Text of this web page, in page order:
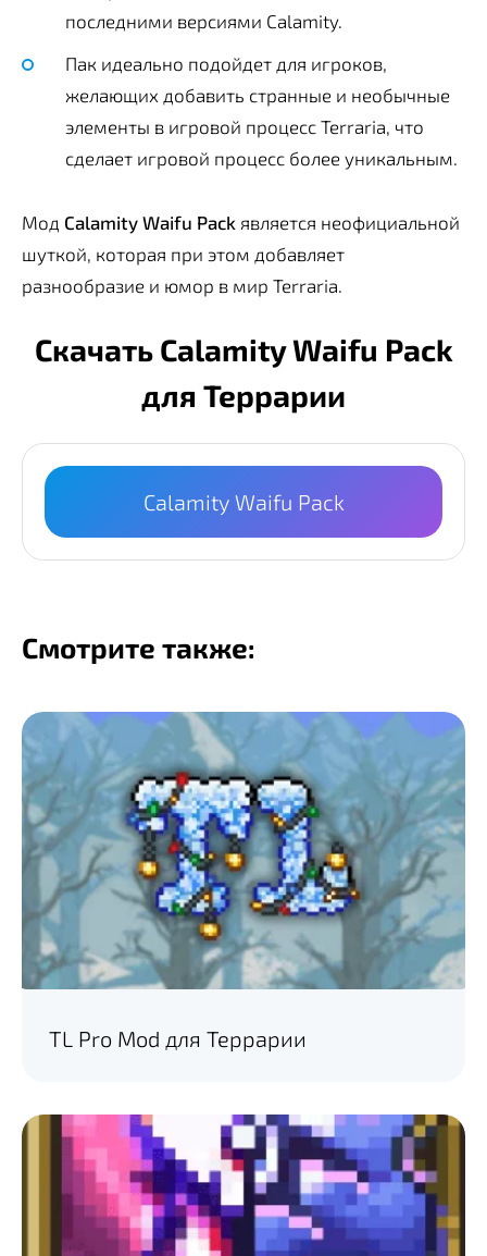
последними версиями Calamity.
Пак идеально подойдет для игроков,
желающих добавить странные и необычные
элементы в игровой процесс Terraria, что
сделает игровой процесс более уникальным.
Мод Calamity Waifu Pack является неофициальной
шуткой, которая при этом добавляет
разнообразие и юмор в мир Terraria.
Скачать Calamity Waifu Pack
для Террарии
Calamity Waifu Pack
Смотрите также:
TL Pro Mod для Террарии